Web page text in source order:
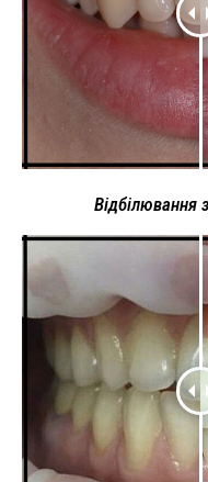
Відбілювання